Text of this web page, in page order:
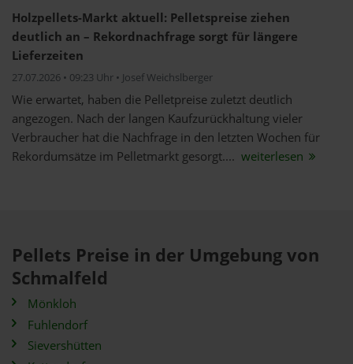
Holzpellets-Markt aktuell: Pelletspreise ziehen
deutlich an – Rekordnachfrage sorgt für längere
Lieferzeiten
27.07.2026 • 09:23 Uhr • Josef Weichslberger
Wie erwartet, haben die Pelletpreise zuletzt deutlich
angezogen. Nach der langen Kaufzurückhaltung vieler
Verbraucher hat die Nachfrage in den letzten Wochen für
Rekordumsätze im Pelletmarkt gesorgt.... weiterlesen
Pellets Preise in der Umgebung von
Schmalfeld
Mönkloh
Fuhlendorf
Sievershütten